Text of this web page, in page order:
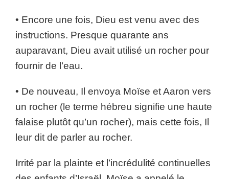
• Encore une fois, Dieu est venu avec des
instructions. Presque quarante ans
auparavant, Dieu avait utilisé un rocher pour
fournir de l’eau.
• De nouveau, Il envoya Moïse et Aaron vers
un rocher (le terme hébreu signifie une haute
falaise plutôt qu’un rocher), mais cette fois, Il
leur dit de parler au rocher.
Irrité par la plainte et l’incrédulité continuelles